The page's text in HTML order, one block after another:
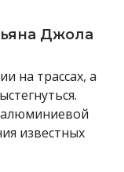
Джола
на трассах, а
алюминиевой
известных